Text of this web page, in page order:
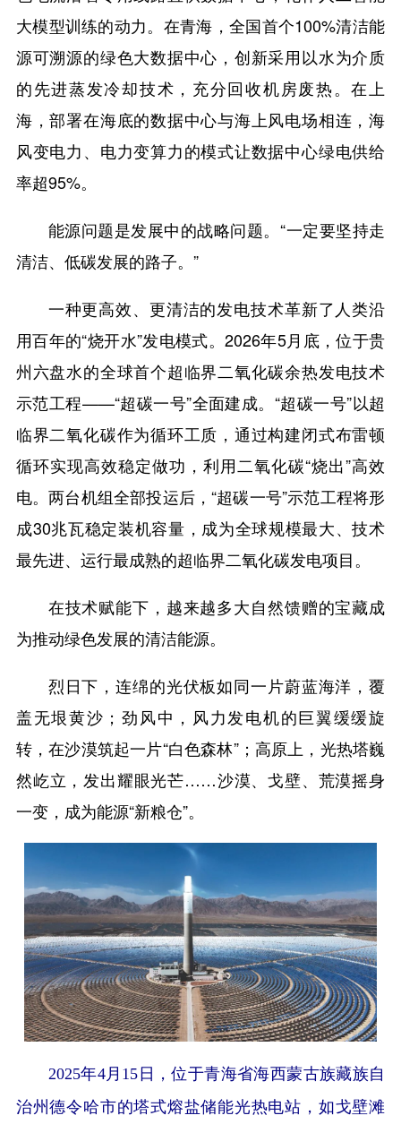
大模型训练的动力。在青海，全国首个100%清洁能
源可溯源的绿色大数据中心，创新采用以水为介质
的先进蒸发冷却技术，充分回收机房废热。在上
海，部署在海底的数据中心与海上风电场相连，海
风变电力、电力变算力的模式让数据中心绿电供给
率超95%。
能源问题是发展中的战略问题。“一定要坚持走
清洁、低碳发展的路子。”
一种更高效、更清洁的发电技术革新了人类沿
用百年的“烧开水”发电模式。2026年5月底，位于贵
州六盘水的全球首个超临界二氧化碳余热发电技术
示范工程——“超碳一号”全面建成。“超碳一号”以超
临界二氧化碳作为循环工质，通过构建闭式布雷顿
循环实现高效稳定做功，利用二氧化碳“烧出”高效
电。两台机组全部投运后，“超碳一号”示范工程将形
成30兆瓦稳定装机容量，成为全球规模最大、技术
最先进、运行最成熟的超临界二氧化碳发电项目。
在技术赋能下，越来越多大自然馈赠的宝藏成
为推动绿色发展的清洁能源。
烈日下，连绵的光伏板如同一片蔚蓝海洋，覆
盖无垠黄沙；劲风中，风力发电机的巨翼缓缓旋
转，在沙漠筑起一片“白色森林”；高原上，光热塔巍
然屹立，发出耀眼光芒……沙漠、戈壁、荒漠摇身
一变，成为能源“新粮仓”。
2025年4月15日，位于青海省海西蒙古族藏族自
治州德令哈市的塔式熔盐储能光热电站，如戈壁滩